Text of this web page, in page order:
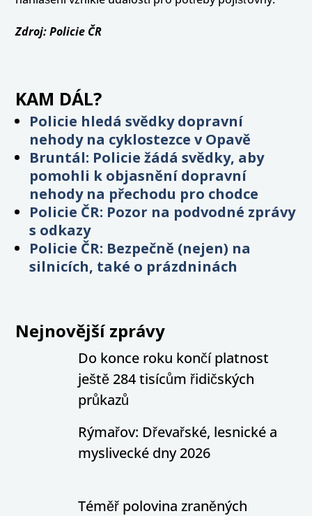
Zdroj: Policie ČR
KAM DÁL?
Policie hledá svědky dopravní
nehody na cyklostezce v Opavě
Bruntál: Policie žádá svědky, aby
pomohli k objasnění dopravní
nehody na přechodu pro chodce
Policie ČR: Pozor na podvodné zprávy
s odkazy
Policie ČR: Bezpečně (nejen) na
silnicích, také o prázdninách
Nejnovější zprávy
Do konce roku končí platnost
ještě 284 tisícům řidičských
průkazů
Rýmařov: Dřevařské, lesnické a
myslivecké dny 2026
Téměř polovina zraněných